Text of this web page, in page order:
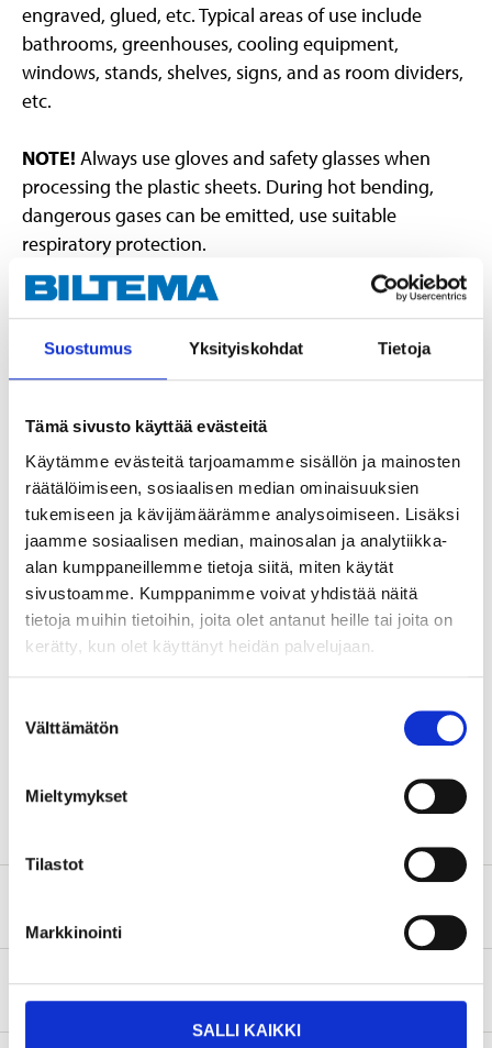
Suostumus Yksityiskohdat Tietoja
Tämä sivusto käyttää evästeitä
Käytämme evästeitä tarjoamamme sisällön ja mainosten
räätälöimiseen, sosiaalisen median ominaisuuksien
tukemiseen ja kävijämäärämme analysoimiseen. Lisäksi
jaamme sosiaalisen median, mainosalan ja analytiikka-
alan kumppaneillemme tietoja siitä, miten käytät
sivustoamme. Kumppanimme voivat yhdistää näitä
tietoja muihin tietoihin, joita olet antanut heille tai joita on
kerätty, kun olet käyttänyt heidän palvelujaan.
valinta
Välttämätön
Mieltymykset
Tilastot
Markkinointi
SALLI KAIKKI
engraved, glued, etc. Typical areas of use include
bathrooms, greenhouses, cooling equipment,
windows, stands, shelves, signs, and as room dividers,
etc.
NOTE! Always use gloves and safety glasses when
processing the plastic sheets. During hot bending,
dangerous gases can be emitted, use suitable
respiratory protection.
Dimensions
Length
300 mm
Width
300 mm
Thickness
4 mm
Mechanical properties
Forming temperature
130–150 °C
Softening point
> 80 °C
About the manufacturer